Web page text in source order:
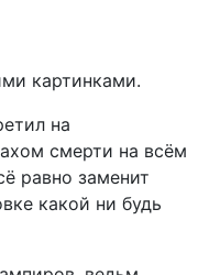
картинками.
на
смерти на всём
равно заменит
какой ни будь